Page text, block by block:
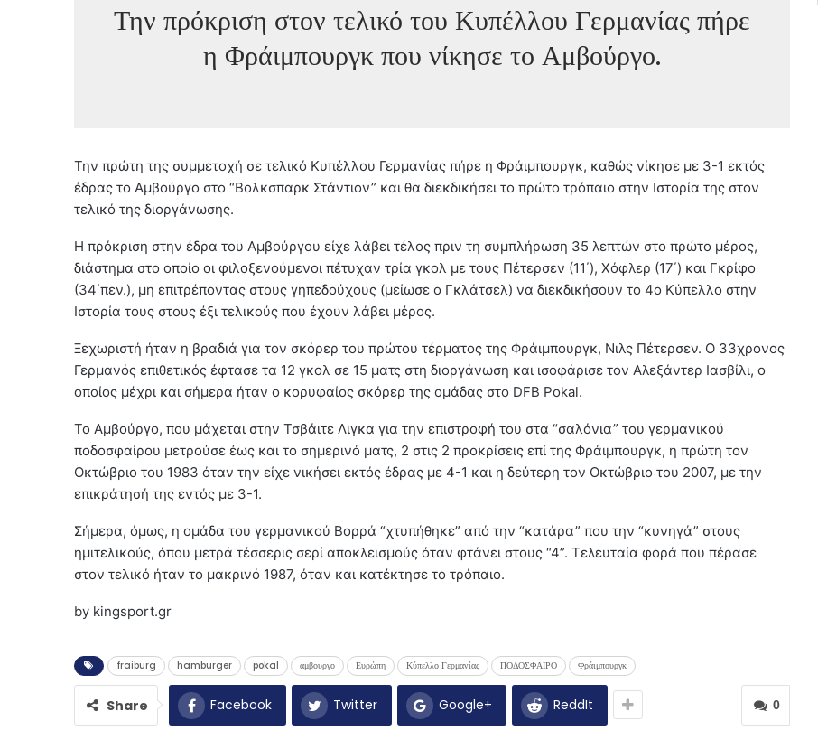
Την πρόκριση στον τελικό του Κυπέλλου Γερμανίας πήρε
η Φράιμπουργκ που νίκησε το Αμβούργο.
Την πρώτη της συμμετοχή σε τελικό Κυπέλλου Γερμανίας πήρε η Φράιμπουργκ, καθώς νίκησε με 3-1 εκτός
έδρας το Αμβούργο στο “Βολκσπαρκ Στάντιον” και θα διεκδικήσει το πρώτο τρόπαιο στην Ιστορία της στον
τελικό της διοργάνωσης.
Η πρόκριση στην έδρα του Αμβούργου είχε λάβει τέλος πριν τη συμπλήρωση 35 λεπτών στο πρώτο μέρος,
διάστημα στο οποίο οι φιλοξενούμενοι πέτυχαν τρία γκολ με τους Πέτερσεν (11΄), Χόφλερ (17΄) και Γκρίφο
(34΄πεν.), μη επιτρέποντας στους γηπεδούχους (μείωσε ο Γκλάτσελ) να διεκδικήσουν το 4ο Κύπελλο στην
Ιστορία τους στους έξι τελικούς που έχουν λάβει μέρος.
Ξεχωριστή ήταν η βραδιά για τον σκόρερ του πρώτου τέρματος της Φράιμπουργκ, Νιλς Πέτερσεν. Ο 33χρονος
Γερμανός επιθετικός έφτασε τα 12 γκολ σε 15 ματς στη διοργάνωση και ισοφάρισε τον Αλεξάντερ Ιασβίλι, ο
οποίος μέχρι και σήμερα ήταν ο κορυφαίος σκόρερ της ομάδας στο DFB Pokal.
Το Αμβούργο, που μάχεται στην Τσβάιτε Λιγκα για την επιστροφή του στα “σαλόνια” του γερμανικού
ποδοσφαίρου μετρούσε έως και το σημερινό ματς, 2 στις 2 προκρίσεις επί της Φράιμπουργκ, η πρώτη τον
Οκτώβριο του 1983 όταν την είχε νικήσει εκτός έδρας με 4-1 και η δεύτερη τον Οκτώβριο του 2007, με την
επικράτησή της εντός με 3-1.
Σήμερα, όμως, η ομάδα του γερμανικού Βορρά “χτυπήθηκε” από την “κατάρα” που την “κυνηγά” στους
ημιτελικούς, όπου μετρά τέσσερις σερί αποκλεισμούς όταν φτάνει στους “4”. Τελευταία φορά που πέρασε
στον τελικό ήταν το μακρινό 1987, όταν και κατέκτησε το τρόπαιο.
by kingsport.gr
fraiburg hamburger pokal αμβουργο Ευρώπη Κύπελλο Γερμανίας ΠΟΔΟΣΦΑΙΡΟ Φράιμπουργκ
0
Share Facebook Twitter Google+ ReddIt